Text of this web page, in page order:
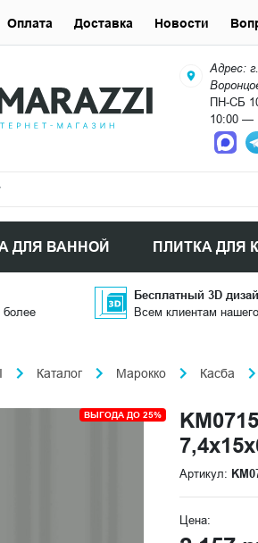
Адрес:
ПН-СБ
10:00 —
ДЛЯ ВАННОЙ ПЛИТКА ДЛЯ
Оплата Доставка Новости
Бесплатный 3D
Всем клиентам
Каталог Марокко Касба
ВЫГОДА ДО 25%
Артикул:
Цена: